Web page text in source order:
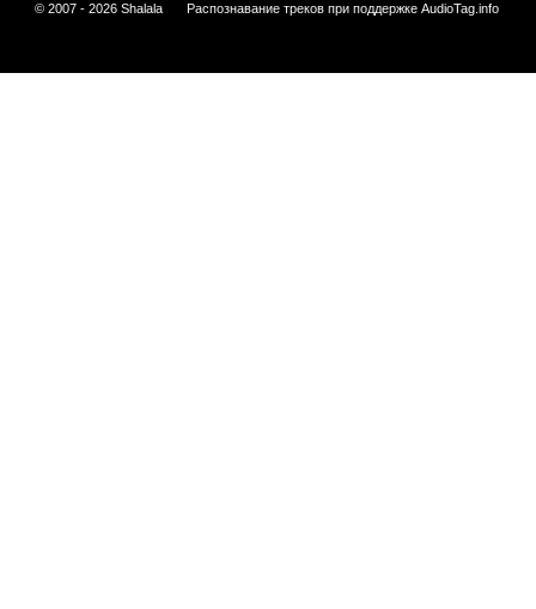
© 2007 - 2026 Shalala Распознавание треков при поддержке AudioTag.info